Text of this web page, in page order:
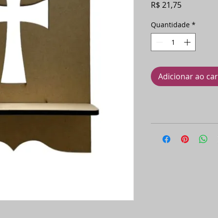
R$ 21,75Preço
Quantidade *
Adicionar ao